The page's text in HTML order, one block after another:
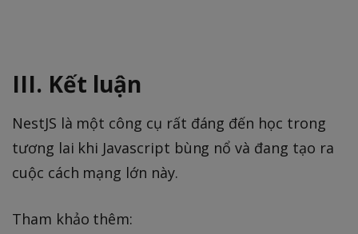
III. Kết luận
NestJS là một công cụ rất đáng đến học trong
tương lai khi Javascript bùng nổ và đang tạo ra
cuộc cách mạng lớn này.
Tham khảo thêm: